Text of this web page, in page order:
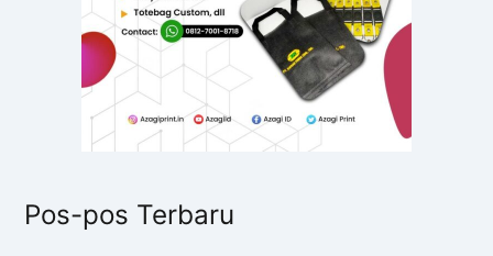
Pos-pos Terbaru